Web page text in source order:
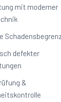
mit moderner
defekter
&